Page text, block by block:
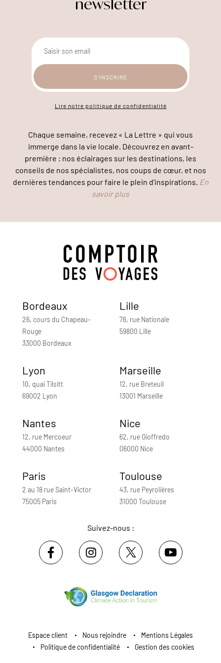
Lire notre politique de confidentialité
Chaque semaine, recevez « La Lettre » qui vous
immerge dans la vie locale. Découvrez en avant-
première : nos éclairages sur les destinations, les
conseils de nos spécialistes, nos coups de cœur, et nos
dernières tendances pour faire le plein d’inspirations. En
savoir plus
Bordeaux
26, cours du Chapeau-
Rouge
33000 Bordeaux
Lille
76, rue Nationale
59800 Lille
Lyon
10, quai Tilsitt
69002 Lyon
Marseille
12, rue Breteuil
13001 Marseille
Nantes
12, rue Mercoeur
44000 Nantes
Nice
62, rue Gioffredo
06000 Nice
Paris
2 au 18 rue Saint-Victor
75005 Paris
Toulouse
43, rue Peyrolières
31000 Toulouse
Suivez-nous :
Espace client Nous rejoindre
Mentions Légales
Politique de confidentialité
Gestion des cookies